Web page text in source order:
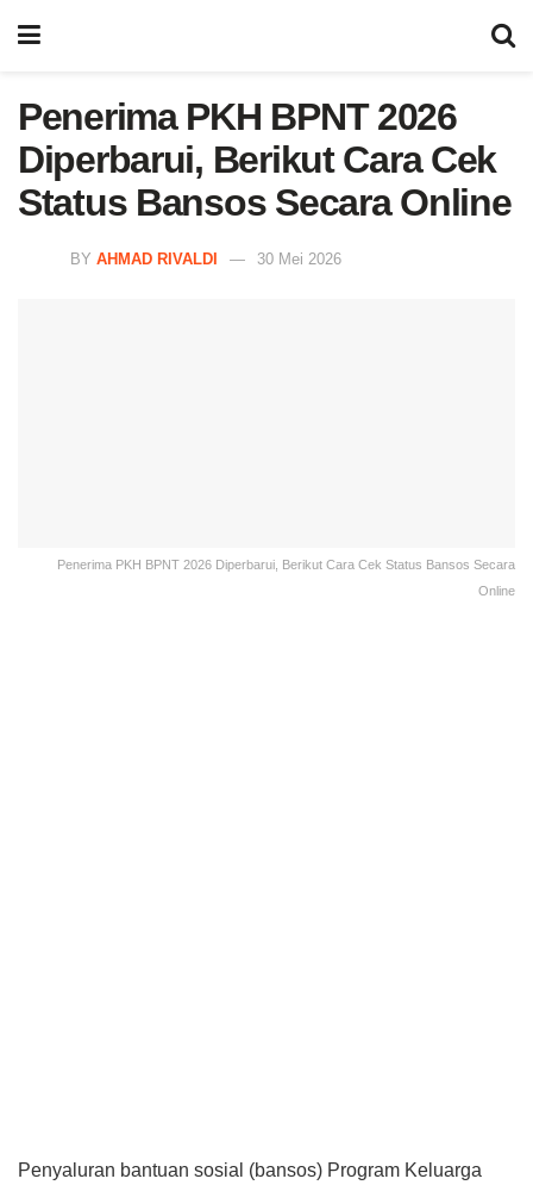
Penerima PKH BPNT 2026
Diperbarui, Berikut Cara Cek
Status Bansos Secara Online
BY AHMAD RIVALDI 30 Mei 2026
Penerima PKH BPNT 2026 Diperbarui, Berikut Cara Cek Status Bansos Secara
Online
Penyaluran bantuan sosial (bansos) Program Keluarga